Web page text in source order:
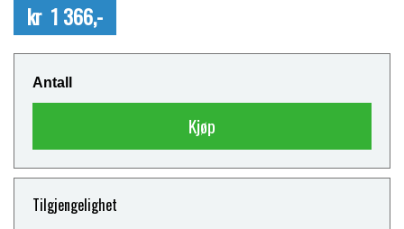
kr 1 366,-
Antall
Kjøp
Tilgjengelighet